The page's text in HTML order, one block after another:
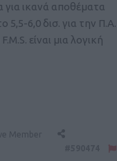
για ικανά αποθέματα
6,0 δισ. για την Π.Α.
είναι μια λογική
Member